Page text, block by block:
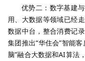
优势二：数字基建
用、大数据等领域已经
数据中台，整合消费记
集团推出“华住会”智能
脑”融合大数据和AI算法